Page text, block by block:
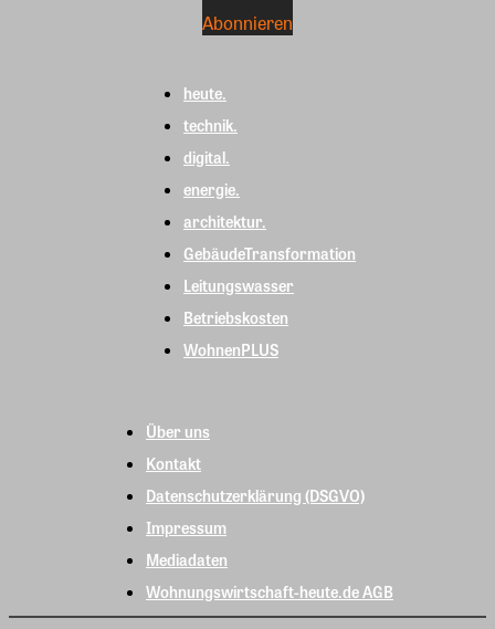
heute.
technik.
digital.
energie.
architektur.
GebäudeTransformation
Leitungswasser
Betriebskosten
WohnenPLUS
Über uns
Kontakt
Datenschutzerklärung (DSGVO)
Impressum
Mediadaten
Wohnungswirtschaft-heute.de AGB